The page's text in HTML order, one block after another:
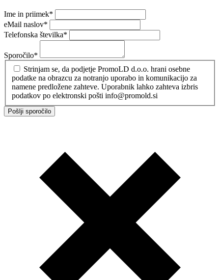
Ime in priimek*
eMail naslov*
Telefonska številka*
Sporočilo*
Strinjam se, da podjetje PromoLD d.o.o. hrani osebne
podatke na obrazcu za notranjo uporabo in komunikacijo za
namene predložene zahteve. Uporabnik lahko zahteva izbris
podatkov po elektronski pošti info@promold.si
Pošlji sporočilo